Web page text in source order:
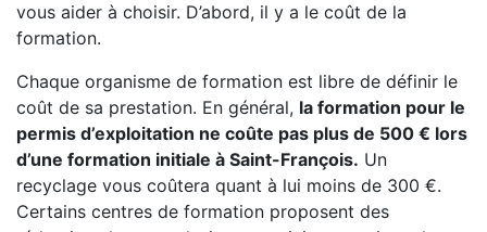
vous aider à choisir. D’abord, il y a le coût de la
formation.
Chaque organisme de formation est libre de définir le
coût de sa prestation. En général, la formation pour le
permis d’exploitation ne coûte pas plus de 500 € lors
d’une formation initiale à Saint-François. Un
recyclage vous coûtera quant à lui moins de 300 €.
Certains centres de formation proposent des